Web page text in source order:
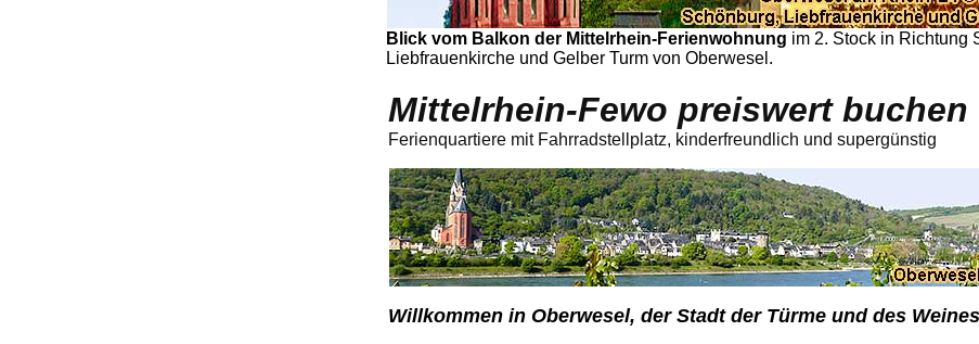
Blick vom Balkon der Mittelrhein-Ferienwohnung im 2. Stock in Richtung
Liebfrauenkirche und Gelber Turm von Oberwesel.
Mittelrhein-Fewo preiswert buchen
Ferienquartiere mit Fahrradstellplatz, kinderfreundlich und supergünstig
Willkommen in Oberwesel, der Stadt der Türme und des